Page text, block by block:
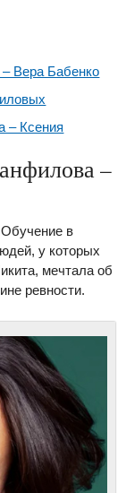
Вера Бабенко
– Ксения
–
в
у которых
мечтала об
ревности.